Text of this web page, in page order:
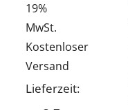
19%
MwSt.
Kostenloser
Versand
Lieferzeit: